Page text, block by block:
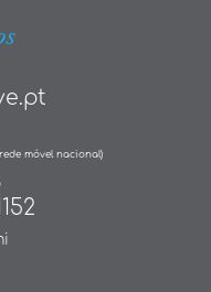
móvel nacional)